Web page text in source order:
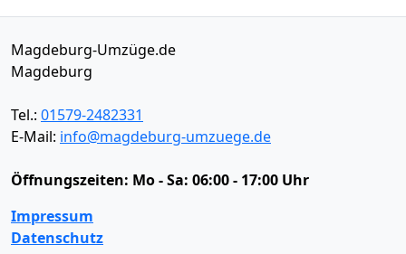
Magdeburg-Umzüge.de
Magdeburg
Tel.: 01579-2482331
E-Mail: info@magdeburg-umzuege.de
Öffnungszeiten: Mo - Sa: 06:00 - 17:00 Uhr
Impressum
Datenschutz